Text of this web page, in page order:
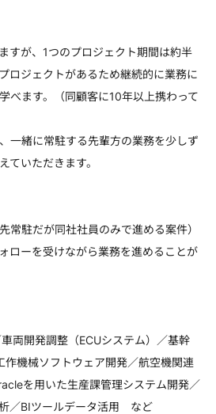
すが、1つのプロジェクト期間は約半
ロジェクトがあるため継続的に業務に
べます。（同顧客に10年以上携わって
一緒に常駐する先輩方の業務を少しず
ていただきます。
常駐だが同社社員のみで進める案件）
ローを受けながら業務を進めることが
両開発調整（ECUシステム）／基幹
作機械ソフトウェア開発／航空機関連
を用いた生産課管理システム開発／
／BIツールデータ活用 など